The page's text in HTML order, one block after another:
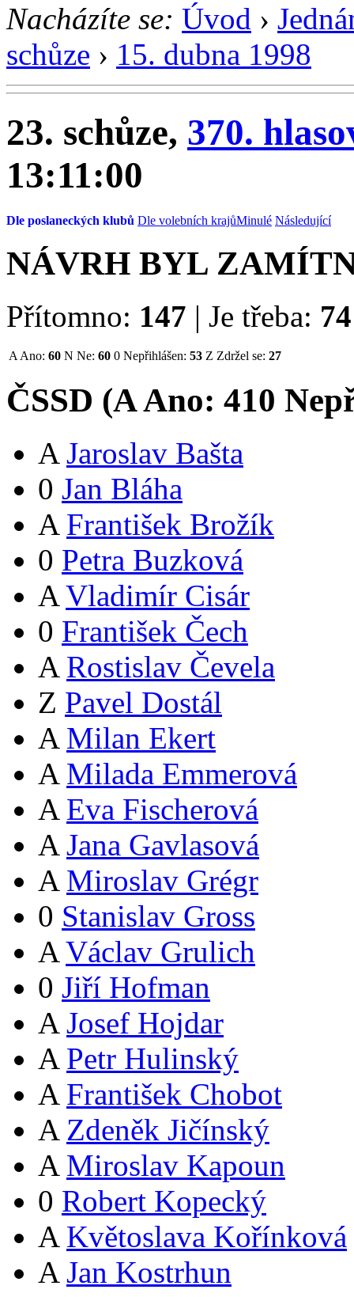
Nacházíte se: Úvod ›
schůze › 15. dubna 1998
23. schůze, 370.
13:11:00
Dle poslaneckých klubů Dle volebních krajůMinulé Následující
NÁVRH BYL
Přítomno: 147 | Je třeba: 74
A Ano: 60 N Ne: 60 0 Nepřihlášen: 53 Z Zdržel se: 27
ČSSD (AAno: 410
A Jaroslav Bašta
0 Jan Bláha
A František Brožík
0 Petra Buzková
A Vladimír Cisár
0 František Čech
A Rostislav Čevela
Z Pavel Dostál
A Milan Ekert
A Milada Emmerová
A Eva Fischerová
A Jana Gavlasová
A Miroslav Grégr
0 Stanislav Gross
A Václav Grulich
0 Jiří Hofman
A Josef Hojdar
A Petr Hulinský
A František Chobot
A Zdeněk Jičínský
A Miroslav Kapoun
0 Robert Kopecký
A Květoslava Kořínková
A Jan Kostrhun